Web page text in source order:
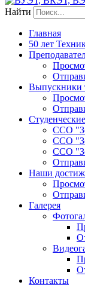
Найти
Главная
50 лет
Выпускники
ССО
ССО
ССО
Наши
Галерея
Контакты